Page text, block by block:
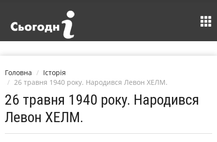
Головна
Історія
26 травня 1940 року. Народився Левон ХЕЛМ.
26 травня 1940 року. Народився
Левон ХЕЛМ.